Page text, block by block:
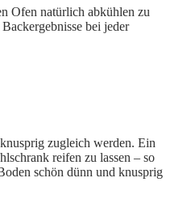
Ofen natürlich abkühlen zu
bei jeder
zugleich werden. Ein
reifen zu lassen – so
schön dünn und knusprig